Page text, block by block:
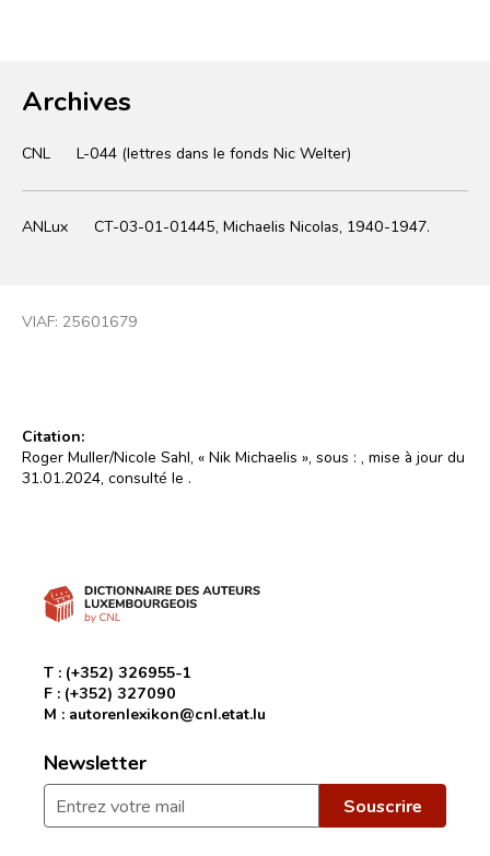
Archives
CNL L-044 (lettres dans le fonds Nic Welter)
ANLux CT-03-01-01445, Michaelis Nicolas, 1940-1947.
VIAF: 25601679
Citation:
Roger Muller/Nicole Sahl, « Nik Michaelis », sous : , mise à jour du
31.01.2024, consulté le .
T : (+352) 326955-1
F : (+352) 327090
M : autorenlexikon@cnl.etat.lu
Newsletter